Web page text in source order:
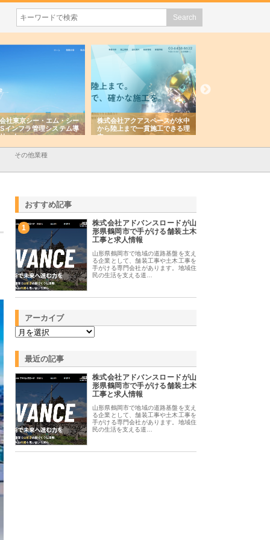
社アクアスペースが水中
上まで一貫施工できる理
株式会社地盤調査事務所が選ば
れ続ける理由と建設コンサルの
強み
その他業種
おすすめ記事
1
株式会社アドバンスロードが山
形県鶴岡市で手がける舗装土木
工事と求人情報
山形県鶴岡市で地域の道路基盤を支え
る企業として、舗装工事や土木工事を
手がける専門会社があります。地域住
民の生活を支える道…
アーカイブ
最近の記事
株式会社アドバンスロードが山
形県鶴岡市で手がける舗装土木
工事と求人情報
山形県鶴岡市で地域の道路基盤を支え
る企業として、舗装工事や土木工事を
手がける専門会社があります。地域住
民の生活を支える道…